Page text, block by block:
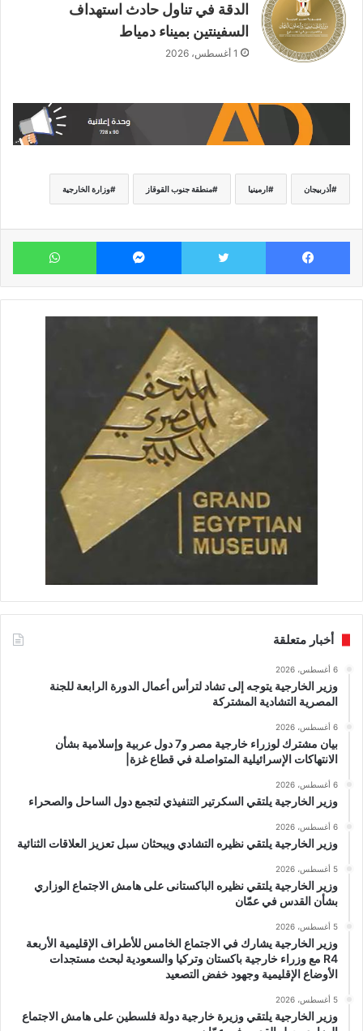
الدقة في تناول حادث استهداف
السفينتين بميناء دمياط
1 أغسطس، 2026
أذربيجان ارمينيا منطقة جنوب القوقاز وزارة الخارجية
فيسبوك تويتر ماسنجر
أخبار متعلقة
6 أغسطس، 2026
وزير الخارجية يتوجه إلى تشاد لترأس أعمال الدورة الرابعة للجنة
المصرية التشادية المشتركة
6 أغسطس، 2026
بيان مشترك لوزراء خارجية مصر و7 دول عربية وإسلامية بشأن
الانتهاكات الإسرائيلية المتواصلة في قطاع غزة|
6 أغسطس، 2026
وزير الخارجية يلتقي السكرتير التنفيذي لتجمع دول الساحل والصحراء
6 أغسطس، 2026
وزير الخارجية يلتقي نظيره التشادي ويبحثان سبل تعزيز العلاقات الثنائية
5 أغسطس، 2026
وزير الخارجية يلتقي نظيره الباكستانى على هامش الاجتماع الوزاري
بشأن القدس في عمّان
5 أغسطس، 2026
وزير الخارجية يشارك في الاجتماع الخامس للأطراف الإقليمية الأربعة
R4 مع وزراء خارجية باكستان وتركيا والسعودية لبحث مستجدات
الأوضاع الإقليمية وجهود خفض التصعيد
5 أغسطس، 2026
وزير الخارجية يلتقي وزيرة خارجية دولة فلسطين على هامش الاجتماع